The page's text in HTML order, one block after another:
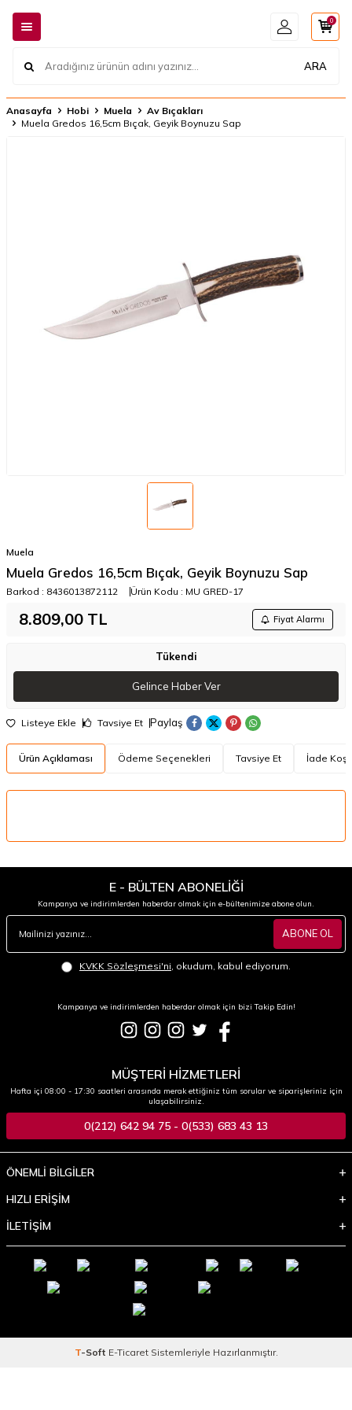
ARA
0
Anasayfa Hobi Muela
Av Bıçakları
Muela Gredos 16,5cm Bıçak, Geyik Boynuzu Sap
Muela
Muela Gredos 16,5cm Bıçak, Geyik Boynuzu Sap
Barkod : 8436013872112 Ürün Kodu : MU GRED-17
8.809,00 TL Fiyat Alarmı
Tükendi
Gelince Haber Ver
Listeye Ekle Tavsiye Et Paylaş
Ürün Açıklaması Ödeme Seçenekleri Tavsiye Et İade
E - BÜLTEN ABONELİĞİ
Kampanya ve indirimlerden haberdar olmak için e-bültenimize abone olun.
ABONE OL
KVKK Sözleşmesi'ni , okudum, kabul ediyorum.
Kampanya ve indirimlerden haberdar olmak için bizi Takip Edin!
MÜŞTERİ HİZMETLERİ
Hafta içi 08:00 - 17:30 saatleri arasında merak ettiğiniz tüm sorular ve siparişleriniz için
ulaşabilirsiniz.
0(212) 642 94 75 - 0(533) 683 43 13
ÖNEMLİ BİLGİLER
HIZLI ERİŞİM
İLETİŞİM
T-Soft E-TicaretSistemleriyle Hazırlanmıştır.